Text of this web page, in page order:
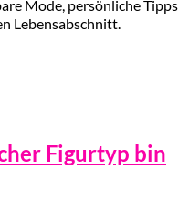
Mode, persönliche Tipps
Lebensabschnitt.
Figurtyp bin